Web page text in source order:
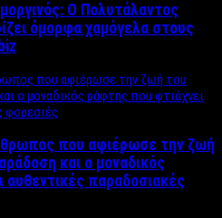
O Πολυτάλαντος
όμορφα χαμόγελα στους
που αφιέρωσε την ζωή
και ο μοναδικός
αυθεντικές παραδοσιακές